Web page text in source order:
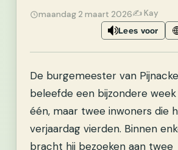
maandag 2 maart 2026✍️ Kay
Lees voor
De burgemeester van
beleefde een bijzondere
één, maar twee inwoners die
verjaardag vierden. Binnen
bracht hij bezoeken aan twee